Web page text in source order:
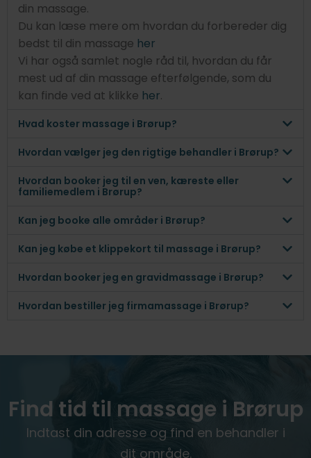
din massage.
Du kan læse mere om hvordan du forbereder dig
bedst til din massage her
Vi har også samlet nogle råd til, hvordan du får
mest ud af din massage efterfølgende, som du
kan finde ved at klikke her.
Hvad koster massage i Brørup?
Hvordan vælger jeg den rigtige behandler i Brørup?
Hvordan booker jeg til en ven, kæreste eller
familiemedlem i Brørup?
Kan jeg booke alle områder i Brørup?
Kan jeg købe et klippekort til massage i Brørup?
Hvordan booker jeg en gravidmassage i Brørup?
Hvordan bestiller jeg firmamassage i Brørup?
Find tid til massage i Brørup
Indtast din adresse og find en behandler i
dit område.